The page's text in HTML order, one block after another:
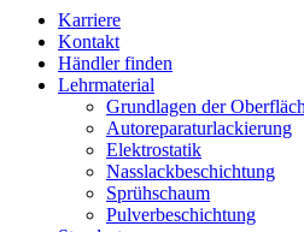
Karriere
Kontakt
Händler finden
Lehrmaterial
Grundlagen der
Autoreparaturlackierung
Elektrostatik
Nasslackbeschichtung
Sprühschaum
Pulverbeschichtung